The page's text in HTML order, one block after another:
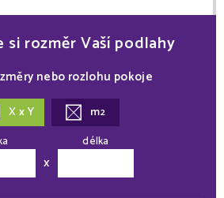
rozměr Vaší podlahy
nebo rozlohu pokoje
X x Y m2
x
délka